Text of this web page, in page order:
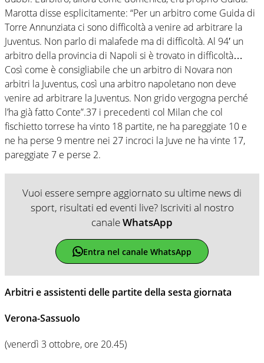
Marotta disse esplicitamente: “Per un arbitro come Guida di
Torre Annunziata ci sono difficoltà a venire ad arbitrare la
Juventus. Non parlo di malafede ma di difficoltà. Al 94′ un
arbitro della provincia di Napoli si è trovato in difficoltà…
Così come è consigliabile che un arbitro di Novara non
arbitri la Juventus, così una arbitro napoletano non deve
venire ad arbitrare la Juventus. Non grido vergogna perché
l’ha già fatto Conte”.37 i precedenti col Milan che col
fischietto torrese ha vinto 18 partite, ne ha pareggiate 10 e
ne ha perse 9 mentre nei 27 incroci la Juve ne ha vinte 17,
pareggiate 7 e perse 2.
Vuoi essere sempre aggiornato su ultime news di
sport, risultati ed eventi live? Iscriviti al nostro
canaleWhatsApp
Entra nel canale WhatsApp
Arbitri e assistenti delle partite della sesta giornata
Verona-Sassuolo
(venerdì 3 ottobre, ore 20.45)